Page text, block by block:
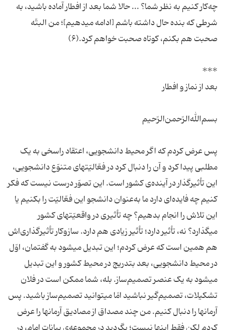
چه‌کار کنیم به نظر شما؟ ... حالا شما بعد از افطار آماده باشید، به
شرطی که بنده حال داشته باشم [ادامه میدهیم]؛ من البتّه
صحبت هم بکنم، کوتاه صحبت خواهم کرد.(۶)
***
بعد از نماز و افطار
بسم‌الله‌الرّحمن‌الرّحیم
پس عرض کردم که اگر محیط دانشجویی، اعتقاد راسخی به یک
مطلبی پیدا کرد و آن را دنبال کرد در فعّالیّتهای متنوّع دانشجویی،
این تأثیرگذار در آینده‌ی کشور است. این تصوّر درست نیست که فکر
کنیم چه فایده‌ای دارد ما به‌عنوان دانشجو این فعّالیّت را بکنیم یا
این تلاش را انجام بدهیم؟ چه تأثیری در واقعیّتهای کشور
میگذارد؟ نه، تأثیر دارد؛ تأثیر زیادی هم دارد. سازوکار تأثیرگذاری‌اش
هم همین است که عرض کردم؛ این تبدیل میشود به گفتمان، اوّل
در محیط دانشجویی، بعد بتدریج در محیط کشور و این تبدیل
میشود به یک عنصر تصمیم‌ساز. بله، شما ممکن است در فلان
تشکیلات، تصمیم‌گیر نباشید امّا میتوانید تصمیم‌ساز باشید. پس
آرمانها را دنبال کنیم. من چند مصداق از مصادیق آرمانها را عرض